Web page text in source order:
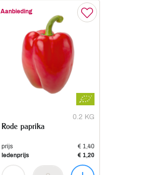
Aanbieding
0.2 KG
Rode paprika
prijs
€ 1,40
ledenprijs
€ 1,20